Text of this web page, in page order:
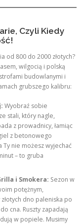
Czyli Kiedy
od 800 do 2000 złotych?
wilgocią i polską
budowlanymi i
grubszego kalibru:
Wyobraź sobie
stali, który nagle,
z prowadnicy, łamiąc
z betonowego
nie możesz wyjechać
– to gruba
i Smokera: Sezon w
potężnym,
dno paleniska po
cna. Ruszty zapadają
w popiele. Musimy